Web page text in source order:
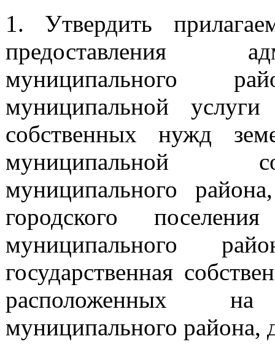
1. Утвердить
предоставления
муниципального
муниципальной
собственных нужд
муниципальной
муниципального
городского
муниципального
государственная
расположенных на
муниципального района,